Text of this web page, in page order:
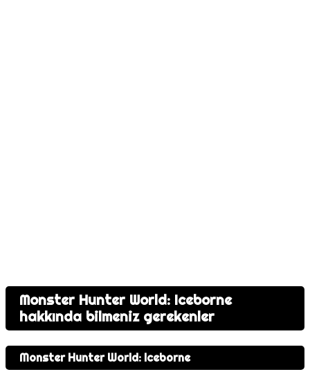
Monster Hunter World: Iceborne
hakkında bilmeniz gerekenler
Monster Hunter World: Iceborne